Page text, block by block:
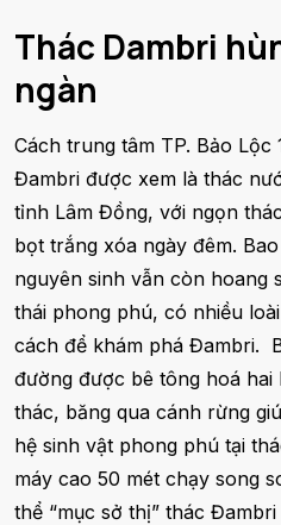
Thác Dambri
ngàn
Cách trung tâm TP. Bảo Lộc
Đambri được xem là thác
tỉnh Lâm Đồng, với ngọn
bọt trắng xóa ngày đêm.
nguyên sinh vẫn còn hoang
thái phong phú, có nhiều
cách để khám phá Đambri.
đường được bê tông hoá
thác, băng qua cánh rừng
hệ sinh vật phong phú tại
máy cao 50 mét chạy song
thể “mục sở thị” thác